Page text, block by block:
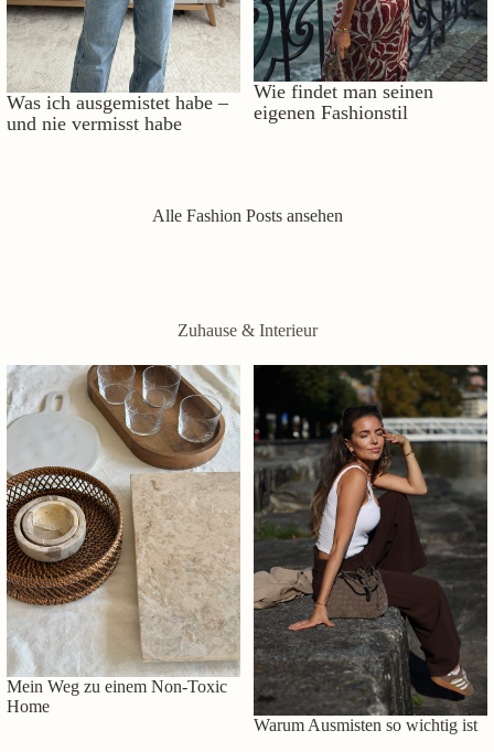
Was ich ausgemistet habe –
und nie vermisst habe
Wie findet man seinen
eigenen Fashionstil
Alle Fashion Posts ansehen
Zuhause & Interieur
Mein Weg zu einem Non-Toxic
Home
Warum Ausmisten so wichtig ist